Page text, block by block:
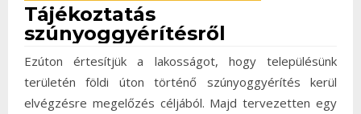
Tájékoztatás
szúnyoggyérítésről
Ezúton értesítjük a lakosságot, hogy településünk
területén földi úton történő szúnyoggyérítés kerül
elvégzésre megelőzés céljából. Majd tervezetten egy